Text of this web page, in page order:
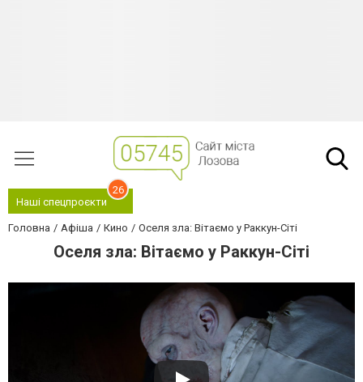
Наші спецпроєкти
26
Головна Афіша Кино Оселя зла: Вітаємо у Раккун-Сіті
Оселя зла: Вітаємо у Раккун-Сіті